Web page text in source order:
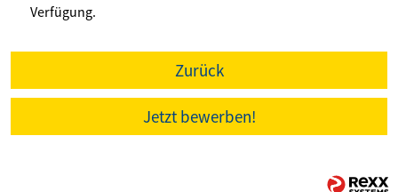
Verfügung.
Zurück
Jetzt bewerben!